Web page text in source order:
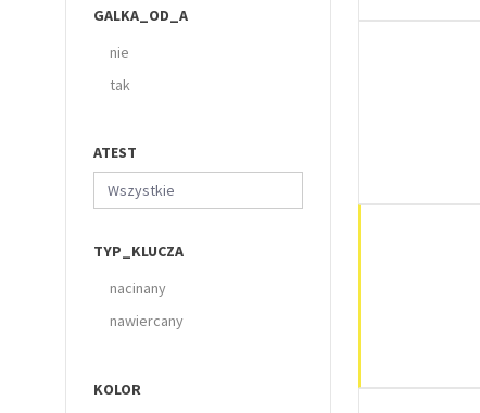
GALKA_OD_A
nie
tak
ATEST
Wszystkie
TYP_KLUCZA
nacinany
nawiercany
KOLOR